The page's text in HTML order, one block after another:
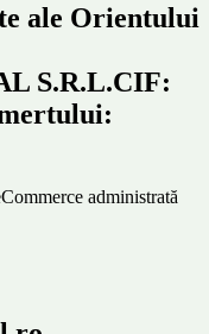
ale Orientului
S.R.L.CIF:
administrată